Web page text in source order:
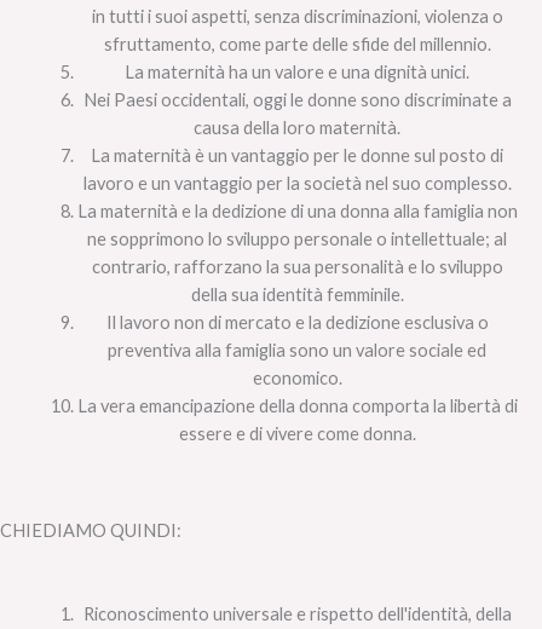
in tutti i suoi aspetti, senza discriminazioni, violenza o
sfruttamento, come parte delle sfide del millennio.
La maternità ha un valore e una dignità unici.
Nei Paesi occidentali, oggi le donne sono discriminate a
causa della loro maternità.
La maternità è un vantaggio per le donne sul posto di
lavoro e un vantaggio per la società nel suo complesso.
La maternità e la dedizione di una donna alla famiglia non
ne sopprimono lo sviluppo personale o intellettuale; al
contrario, rafforzano la sua personalità e lo sviluppo
della sua identità femminile.
Il lavoro non di mercato e la dedizione esclusiva o
preventiva alla famiglia sono un valore sociale ed
economico.
La vera emancipazione della donna comporta la libertà di
essere e di vivere come donna.
CHIEDIAMO QUINDI:
Riconoscimento universale e rispetto dell'identità, della